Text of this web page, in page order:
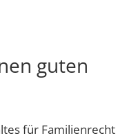
guten
für Familienrecht